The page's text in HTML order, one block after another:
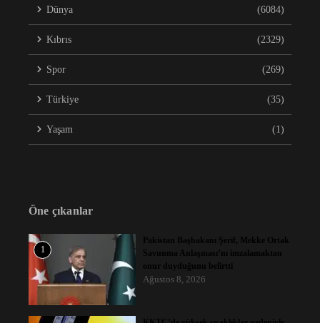
Dünya (6084)
Kıbrıs (2329)
Spor (269)
Türkiye (35)
Yaşam (1)
Öne çıkanlar
1
Pakistan Başbakanı Şerif, Mekke Ortak
Savunma Anlaşması’nı imzalamaktan
onur duyduğunu belirtti
Ağustos 8, 2026